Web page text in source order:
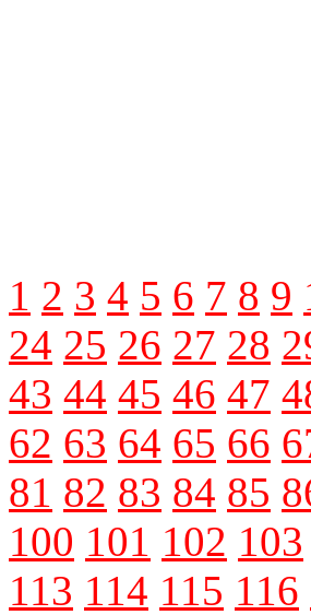
1 2 3 4 5 6 7 8 9
24 25 26 27 28
43 44 45 46 47
62 63 64 65 66
81 82 83 84 85
100 101 102 103
113 114 115 116